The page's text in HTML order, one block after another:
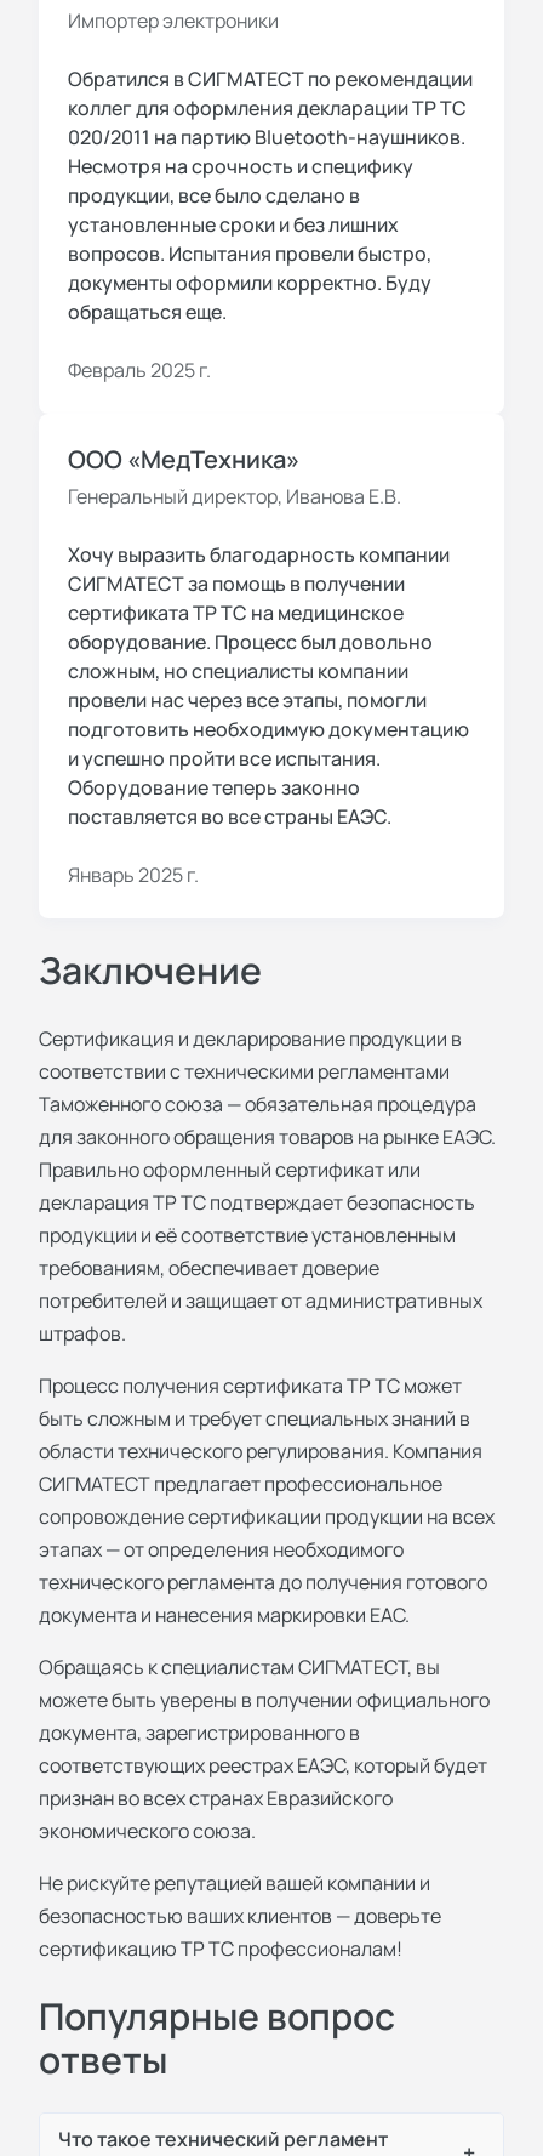
Импортер электроники
Обратился в СИГМАТЕСТ по рекомендации
коллег для оформления декларации ТР ТС
020/2011 на партию Bluetooth-наушников.
Несмотря на срочность и специфику
продукции, все было сделано в
установленные сроки и без лишних
вопросов. Испытания провели быстро,
документы оформили корректно. Буду
обращаться еще.
Февраль 2025 г.
ООО «МедТехника»
Генеральный директор, Иванова Е.В.
Хочу выразить благодарность компании
СИГМАТЕСТ за помощь в получении
сертификата ТР ТС на медицинское
оборудование. Процесс был довольно
сложным, но специалисты компании
провели нас через все этапы, помогли
подготовить необходимую документацию
и успешно пройти все испытания.
Оборудование теперь законно
поставляется во все страны ЕАЭС.
Январь 2025 г.
Заключение
Сертификация и декларирование продукции в
соответствии с техническими регламентами
Таможенного союза — обязательная процедура
для законного обращения товаров на рынке ЕАЭС.
Правильно оформленный сертификат или
декларация ТР ТС подтверждает безопасность
продукции и её соответствие установленным
требованиям, обеспечивает доверие
потребителей и защищает от административных
штрафов.
Процесс получения сертификата ТР ТС может
быть сложным и требует специальных знаний в
области технического регулирования. Компания
СИГМАТЕСТ предлагает профессиональное
сопровождение сертификации продукции на всех
этапах — от определения необходимого
технического регламента до получения готового
документа и нанесения маркировки ЕАС.
Обращаясь к специалистам СИГМАТЕСТ, вы
можете быть уверены в получении официального
документа, зарегистрированного в
соответствующих реестрах ЕАЭС, который будет
признан во всех странах Евразийского
экономического союза.
Не рискуйте репутацией вашей компании и
безопасностью ваших клиентов — доверьте
сертификацию ТР ТС профессионалам!
Популярные вопрос
ответы
Что такое технический регламент